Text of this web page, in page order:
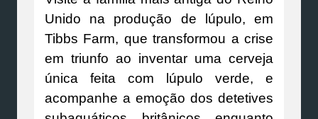
Unido na produção de lúpulo, em
Tibbs Farm, que transformou a crise
em triunfo ao inventar uma cerveja
única feita com lúpulo verde, e
acompanhe a emoção dos detetives